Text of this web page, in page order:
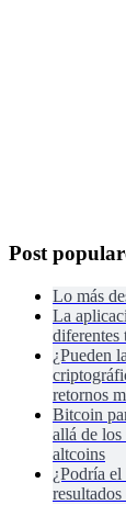
Post
Lo más
La
diferentes
¿Pueden
retornos
Bitcoin
allá de los
altcoins
¿Podría